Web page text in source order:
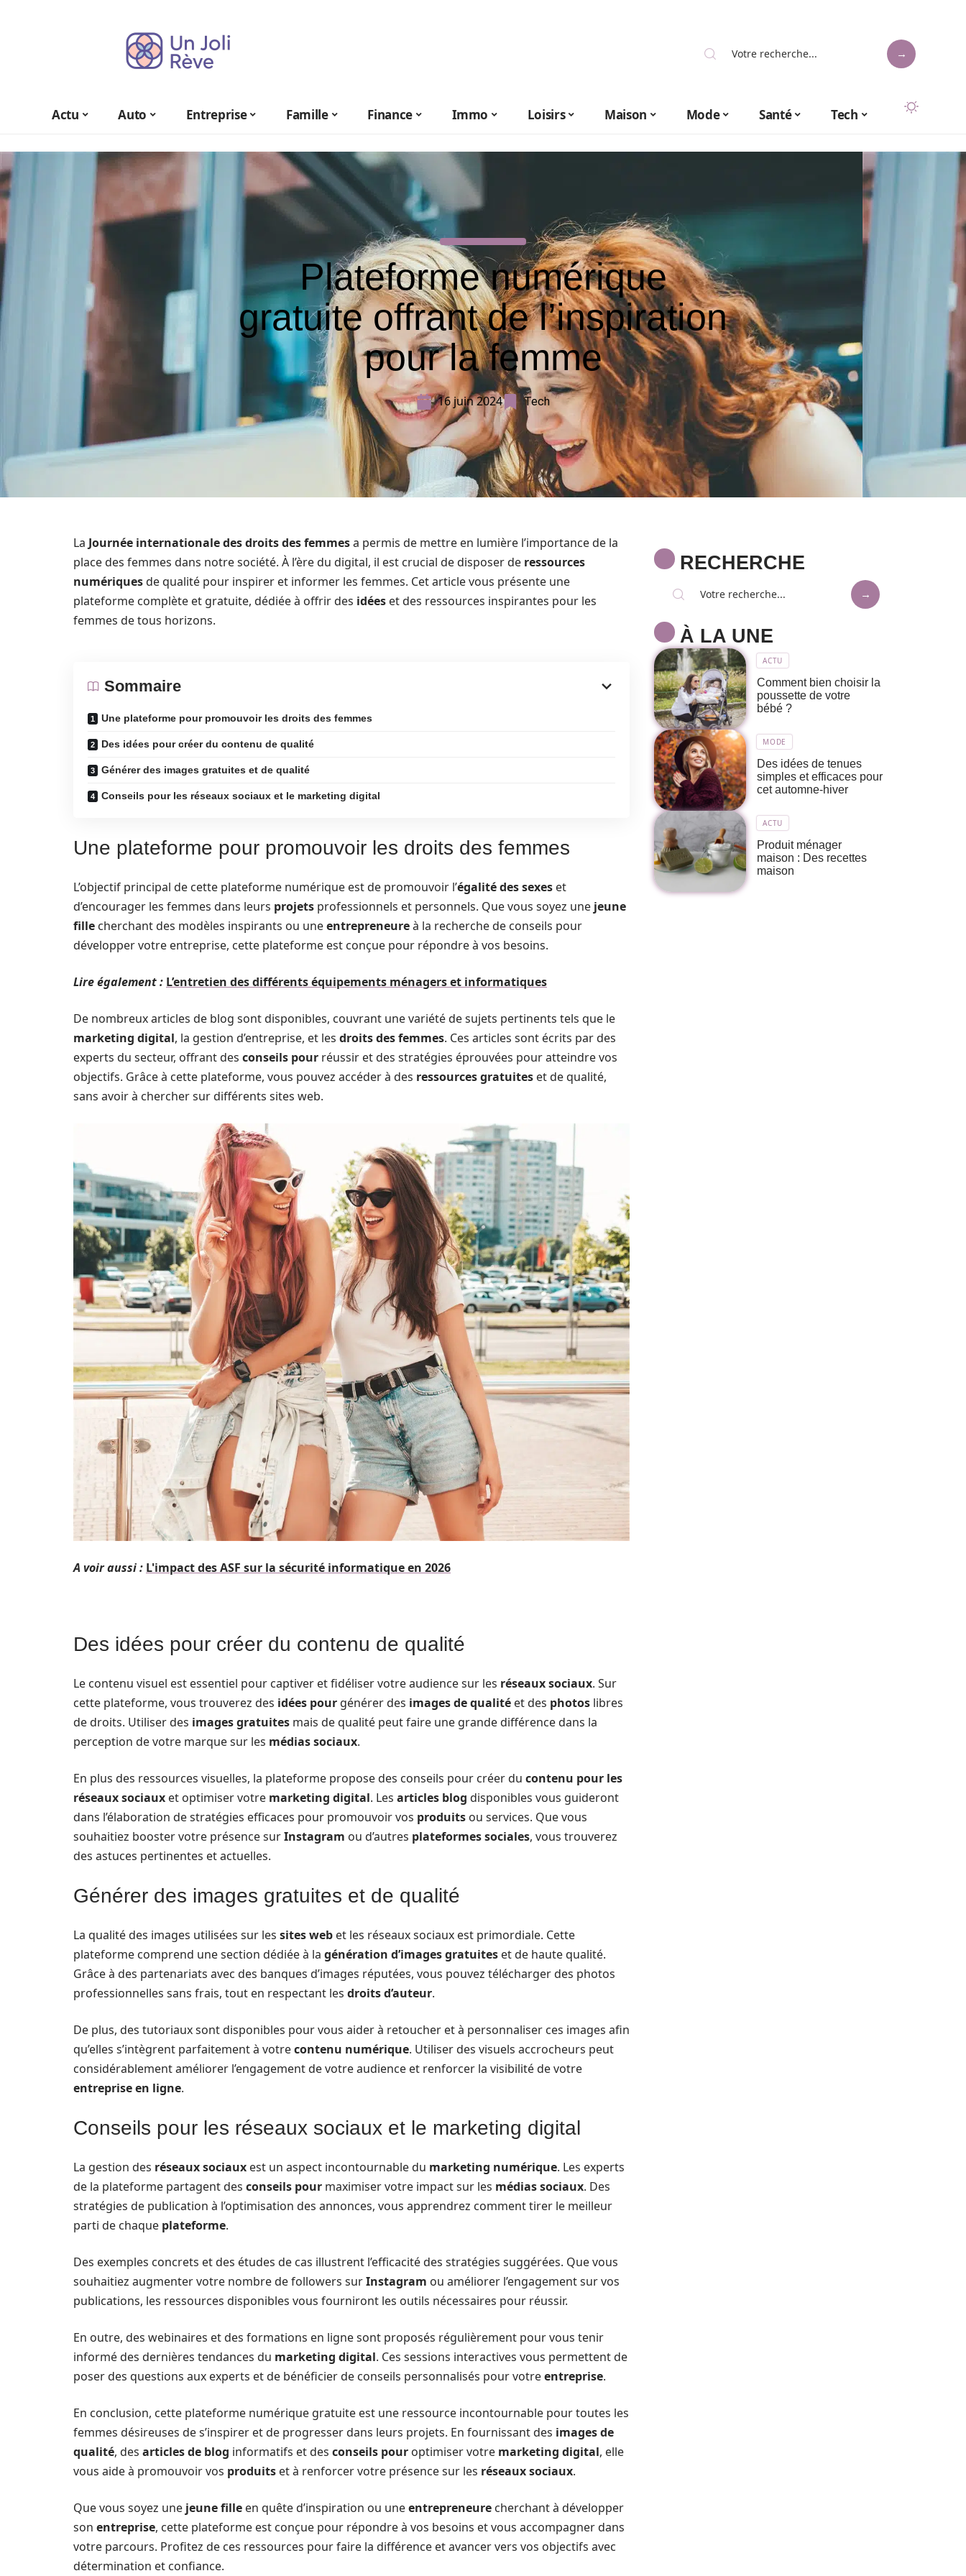
Actu Auto Entreprise Famille Finance Immo Loisirs Maison Mode Santé Tech
Plateforme numérique
gratuite offrant de l’inspiration
pour la femme
16 juin 2024 Tech
La Journée internationale des droits des femmesa permis de mettre en lumière l’importance de la
place des femmes dans notre société. À l’ère du digital, il est crucial de disposer de ressources
numériquesde qualité pour inspirer et informer les femmes. Cet article vous présente une
plateforme complète et gratuite, dédiée à offrir des idées et des ressources inspirantes pour les
femmes de tous horizons.
Sommaire
Une plateforme pour promouvoir les droits des femmes
Des idées pour créer du contenu de qualité
Générer des images gratuites et de qualité
Conseils pour les réseaux sociaux et le marketing digital
Une plateforme pour promouvoir les droits des femmes
L’objectif principal de cette plateforme numérique est de promouvoir l’égalité des sexes et
d’encourager les femmes dans leurs projets professionnels et personnels. Que vous soyez une jeune
fille cherchant des modèles inspirants ou uneentrepreneureà la recherche de conseils pour
développer votre entreprise, cette plateforme est conçue pour répondre à vos besoins.
Lire également : L’entretien des différents équipements ménagers et informatiques
De nombreux articles de blog sont disponibles, couvrant une variété de sujets pertinents tels que le
marketing digital, la gestion d’entreprise, et les droits des femmes. Ces articles sont écrits par des
experts du secteur, offrant des conseils pour réussir et des stratégies éprouvées pour atteindre vos
objectifs. Grâce à cette plateforme, vous pouvez accéder à des ressources gratuites et de qualité,
sans avoir à chercher sur différents sites web.
A voir aussi : L'impact des ASF sur la sécurité informatique en 2026
Des idées pour créer du contenu de qualité
Le contenu visuel est essentiel pour captiver et fidéliser votre audience sur les réseaux sociaux. Sur
cette plateforme, vous trouverez des idées pour générer des images de qualité et des photos libres
de droits. Utiliser des images gratuites mais de qualité peut faire une grande différence dans la
perception de votre marque sur les médias sociaux.
En plus des ressources visuelles, la plateforme propose des conseils pour créer du contenu pour les
réseaux sociaux et optimiser votre marketing digital. Les articles blog disponibles vous guideront
dans l’élaboration de stratégies efficaces pour promouvoir vos produits ou services. Que vous
souhaitiez booster votre présence surInstagram ou d’autres plateformes sociales, vous trouverez
des astuces pertinentes et actuelles.
Générer des images gratuites et de qualité
La qualité des images utilisées sur les sites web et les réseaux sociaux est primordiale. Cette
plateforme comprend une section dédiée à la génération d’images gratuites et de haute qualité.
Grâce à des partenariats avec des banques d’images réputées, vous pouvez télécharger des photos
professionnelles sans frais, tout en respectant les droits d’auteur.
De plus, des tutoriaux sont disponibles pour vous aider à retoucher et à personnaliser ces images afin
qu’elles s’intègrent parfaitement à votrecontenu numérique. Utiliser des visuels accrocheurs peut
considérablement améliorer l’engagement de votre audience et renforcer la visibilité de votre
entreprise en ligne.
Conseils pour les réseaux sociaux et le marketing digital
La gestion des réseaux sociaux est un aspect incontournable du marketing numérique. Les experts
de la plateforme partagent des conseils pour maximiser votre impact sur les médias sociaux. Des
stratégies de publication à l’optimisation des annonces, vous apprendrez comment tirer le meilleur
parti de chaque plateforme.
Des exemples concrets et des études de cas illustrent l’efficacité des stratégies suggérées. Que vous
souhaitiez augmenter votre nombre de followers surInstagram ou améliorer l’engagement sur vos
publications, les ressources disponibles vous fourniront les outils nécessaires pour réussir.
En outre, des webinaires et des formations en ligne sont proposés régulièrement pour vous tenir
informé des dernières tendances du marketing digital. Ces sessions interactives vous permettent de
poser des questions aux experts et de bénéficier de conseils personnalisés pour votreentreprise.
En conclusion, cette plateforme numérique gratuite est une ressource incontournable pour toutes les
femmes désireuses de s’inspirer et de progresser dans leurs projets. En fournissant des images de
qualité, des articles de blog informatifs et des conseils pour optimiser votre marketing digital, elle
vous aide à promouvoir vos produits et à renforcer votre présence sur les réseaux sociaux.
Que vous soyez une jeune fille en quête d’inspiration ou uneentrepreneure cherchant à développer
son entreprise, cette plateforme est conçue pour répondre à vos besoins et vous accompagner dans
votre parcours. Profitez de ces ressources pour faire la différence et avancer vers vos objectifs avec
détermination et confiance.
RECHERCHE
À LA UNE
ACTU
Comment bien choisir la
poussette de votre
bébé ?
MODE
Des idées de tenues
simples et efficaces pour
cet automne-hiver
ACTU
Produit ménager
maison : Des recettes
maison